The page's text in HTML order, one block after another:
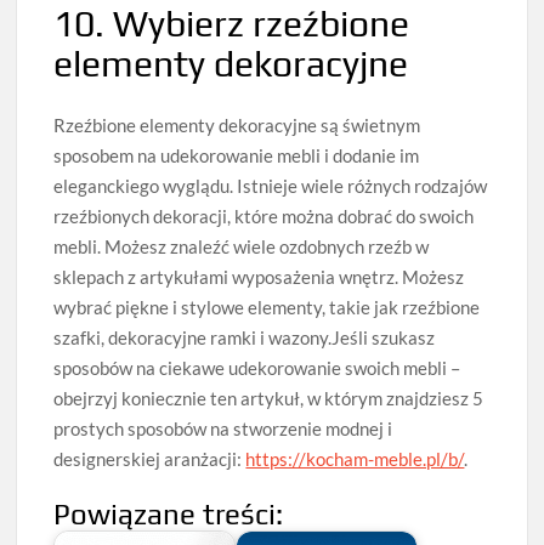
10. Wybierz rzeźbione
elementy dekoracyjne
Rzeźbione elementy dekoracyjne są świetnym
sposobem na udekorowanie mebli i dodanie im
eleganckiego wyglądu. Istnieje wiele różnych rodzajów
rzeźbionych dekoracji, które można dobrać do swoich
mebli. Możesz znaleźć wiele ozdobnych rzeźb w
sklepach z artykułami wyposażenia wnętrz. Możesz
wybrać piękne i stylowe elementy, takie jak rzeźbione
szafki, dekoracyjne ramki i wazony.Jeśli szukasz
sposobów na ciekawe udekorowanie swoich mebli –
obejrzyj koniecznie ten artykuł, w którym znajdziesz 5
prostych sposobów na stworzenie modnej i
designerskiej aranżacji: https://kocham-meble.pl/b/.
Powiązane treści: